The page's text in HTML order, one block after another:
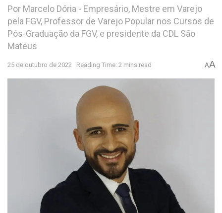
Por Marcelo Dória - Empresário, Mestre em Varejo
pela FGV, Professor de Varejo Popular nos Cursos de
Pós-Graduação da FGV, e presidente da CDL São
Mateus
25 de outubro de 2022 Reading Time: 2 mins read AA